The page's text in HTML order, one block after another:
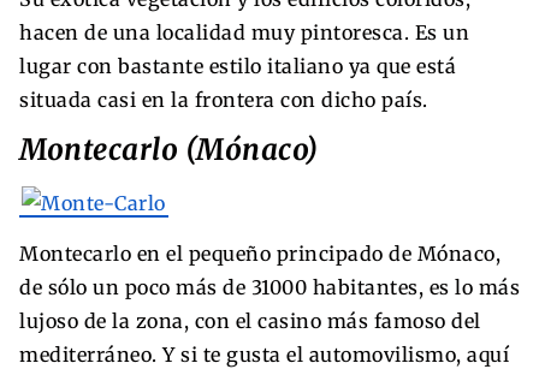
hacen de una localidad muy pintoresca. Es un
lugar con bastante estilo italiano ya que está
situada casi en la frontera con dicho país.
Montecarlo (Mónaco)
Montecarlo en el pequeño principado de Mónaco,
de sólo un poco más de 31000 habitantes, es lo más
lujoso de la zona, con el casino más famoso del
mediterráneo. Y si te gusta el automovilismo, aquí